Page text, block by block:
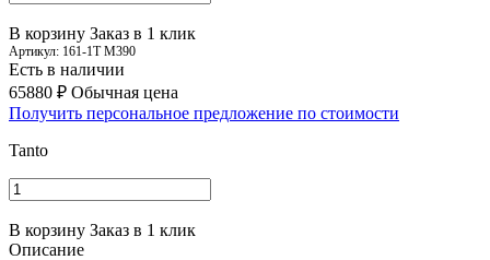
В корзину Заказ в 1 клик
Артикул: 161-1T M390
Есть в наличии
65880 ₽ Обычная цена
Получить персональное предложение по стоимости
Tanto
В корзину Заказ в 1 клик
Описание